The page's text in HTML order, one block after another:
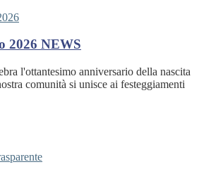
2026 NEWS
l'ottantesimo anniversario della nascita
comunità si unisce ai festeggiamenti